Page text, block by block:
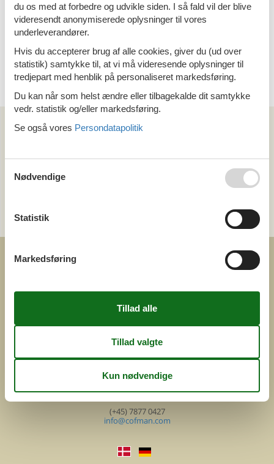
Lignano Riviera Lingueglietta
<< < 5 7 8 9 ...
>>
Kan vi hjælpe?
COFMAN.COM
ved
Feline Holidays A/S
Nygade 8b. 2. th
DK-7400 Herning
Cofman.com
Momsnr.: DK26347688
(+45) 7877 0427
info@cofman.com
du os med at forbedre og udvikle siden. I så fald vil der blive
videresendt anonymiserede oplysninger til vores
underleverandører.
Hvis du accepterer brug af alle cookies, giver du (ud over
statistik) samtykke til, at vi må videresende oplysninger til
tredjepart med henblik på personaliseret markedsføring.
Du kan når som helst ændre eller tilbagekalde dit samtykke
vedr. statistik og/eller markedsføring.
Se også vores Persondatapolitik
Nødvendige
Statistik
Markedsføring